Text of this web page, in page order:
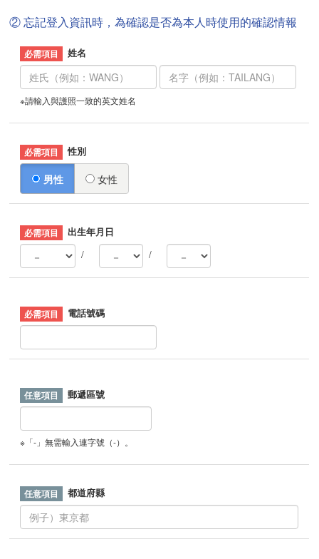
② 忘記登入資訊時，為確認是否為本人時使用的確認情報
姓名
※請輸入與護照一致的英文姓名
性別
男性 女性
出生年月日
/
/
電話號碼
郵遞區號
※「-」無需輸入連字號（-）。
都道府縣